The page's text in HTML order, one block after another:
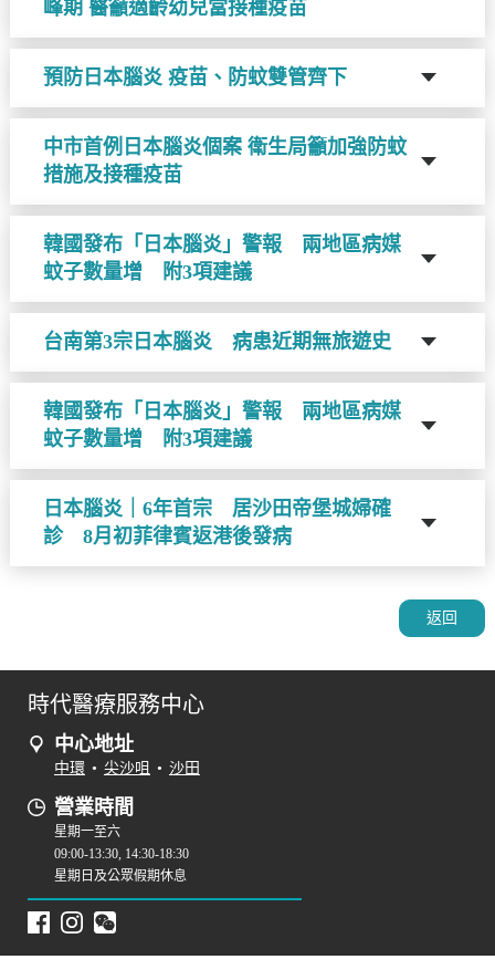
峰期 醫籲適齡幼兒當接種疫苗
預防日本腦炎 疫苗、防蚊雙管齊下
中市首例日本腦炎個案 衛生局籲加強防蚊
措施及接種疫苗
韓國發布「日本腦炎」警報 兩地區病媒
蚊子數量增 附3項建議
台南第3宗日本腦炎 病患近期無旅遊史
韓國發布「日本腦炎」警報 兩地區病媒
蚊子數量增 附3項建議
日本腦炎｜6年首宗 居沙田帝堡城婦確
診 8月初菲律賓返港後發病
返回
時代醫療服務中心
中心地址
中環 • 尖沙咀 • 沙田
營業時間
星期一至六
09:00-13:30, 14:30-18:30
星期日及公眾假期休息